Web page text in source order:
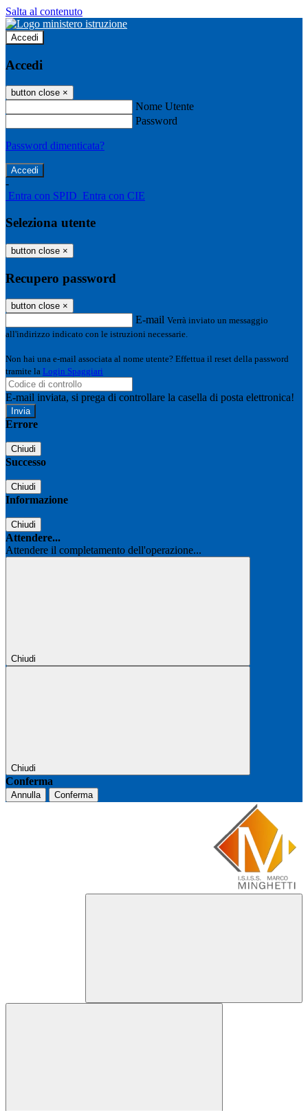
Salta al contenuto
Accedi
Accedi
button close ×
Nome Utente
Password
Password dimenticata?
-
Entra con SPID Entra con CIE
Seleziona utente
button close ×
Recupero password
button close ×
E-mail Verrà inviato un messaggio
all'indirizzo indicato con le istruzioni necessarie.
Non hai una e-mail associata al nome utente? Effettua il reset della password
tramite la Login Spaggiari
E-mail inviata, si prega di controllare la casella di posta elettronica!
Errore
Chiudi
Successo
Chiudi
Informazione
Chiudi
Attendere...
Attendere il completamento dell'operazione...
Chiudi
Chiudi
Conferma
Annulla Conferma